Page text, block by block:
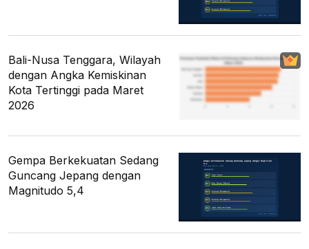
Bali-Nusa Tenggara, Wilayah
dengan Angka Kemiskinan
Kota Tertinggi pada Maret
2026
Gempa Berkekuatan Sedang
Guncang Jepang dengan
Magnitudo 5,4